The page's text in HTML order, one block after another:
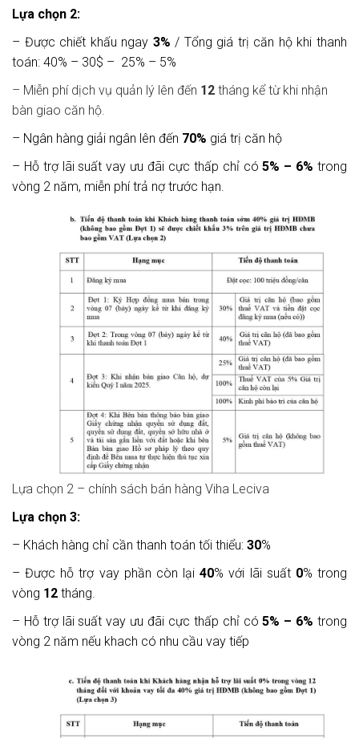
Lựa chọn 2:
– Được chiết khấu ngay 3% / Tổng giá trị căn hộ khi thanh
toán: 40% – 30$ – 25% – 5%
– Miễn phí dịch vụ quản lý lên đến 12 tháng kể từ khi nhận
bàn giao căn hộ.
– Ngân hàng giải ngân lên đến 70% giá trị căn hộ
– Hỗ trợ lãi suất vay ưu đãi cực thấp chỉ có5% – 6% trong
vòng 2 năm, miễn phí trả nợ trước hạn.
Lựa chọn 2 – chính sách bán hàng Viha Leciva
Lựa chọn 3:
– Khách hàng chỉ cần thanh toán tối thiểu: 30%
– Được hỗ trợ vay phần còn lại40% với lãi suất 0% trong
vòng 12 tháng.
– Hỗ trợ lãi suất vay ưu đãi cực thấp chỉ có5% – 6% trong
vòng 2 năm nếu khach có nhu cầu vay tiếp